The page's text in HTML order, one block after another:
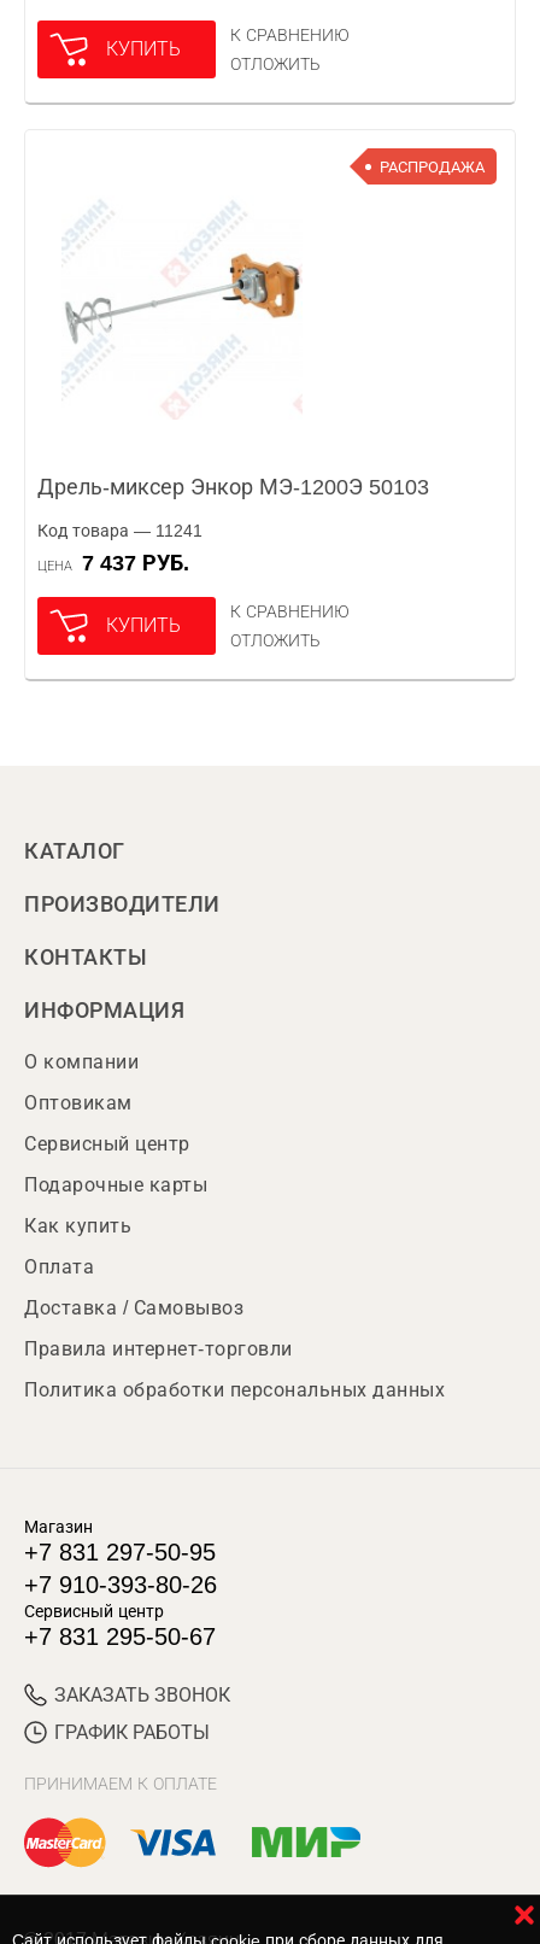
КУПИТЬ
К СРАВНЕНИЮ
ОТЛОЖИТЬ
РАСПРОДАЖА
Дрель-миксер Энкор МЭ-1200Э 50103
Код товара — 11241
ЦЕНА 7 437 РУБ.
КУПИТЬ
К СРАВНЕНИЮ
ОТЛОЖИТЬ
КАТАЛОГ
ПРОИЗВОДИТЕЛИ
КОНТАКТЫ
ИНФОРМАЦИЯ
О компании
Оптовикам
Сервисный центр
Подарочные карты
Как купить
Оплата
Доставка / Самовывоз
Правила интернет-торговли
Политика обработки персональных данных
Магазин
+7 831 297-50-95
+7 910-393-80-26
Сервисный центр
+7 831 295-50-67
ЗАКАЗАТЬ ЗВОНОК
ГРАФИК РАБОТЫ
ПРИНИМАЕМ К ОПЛАТЕ
© 2017 Магазин Хозяин